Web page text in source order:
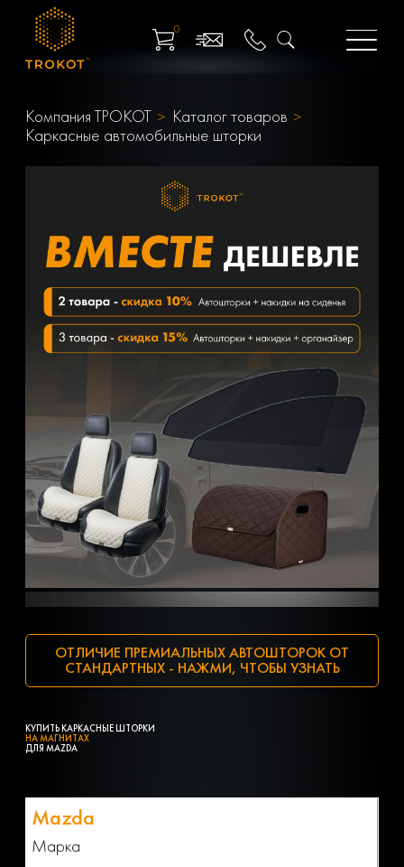
0
Компания ТРОКОТ
Каталог товаров
Каркасные автомобильные шторки
ОТЛИЧИЕ ПРЕМИАЛЬНЫХ АВТОШТОРОК ОТ
СТАНДАРТНЫХ - НАЖМИ, ЧТОБЫ УЗНАТЬ
КУПИТЬ КАРКАСНЫЕ ШТОРКИ
НА МАГНИТАХ
ДЛЯ MAZDA
Марка